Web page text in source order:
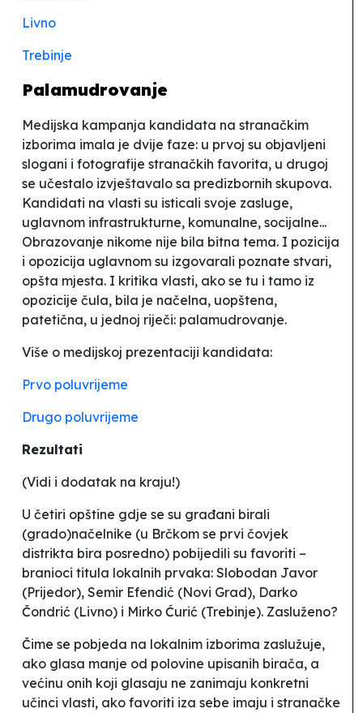
Livno
Trebinje
Palamudrovanje
Medijska kampanja kandidata na stranačkim
izborima imala je dvije faze: u prvoj su objavljeni
slogani i fotografije stranačkih favorita, u drugoj
se učestalo izvještavalo sa predizbornih skupova.
Kandidati na vlasti su isticali svoje zasluge,
uglavnom infrastrukturne, komunalne, socijalne...
Obrazovanje nikome nije bila bitna tema. I pozicija
i opozicija uglavnom su izgovarali poznate stvari,
opšta mjesta. I kritika vlasti, ako se tu i tamo iz
opozicije čula, bila je načelna, uopštena,
patetična, u jednoj riječi: palamudrovanje.
Više o medijskoj prezentaciji kandidata:
Prvo poluvrijeme
Drugo poluvrijeme
Rezultati
(Vidi i dodatak na kraju!)
U četiri opštine gdje se su građani birali
(grado)načelnike (u Brčkom se prvi čovjek
distrikta bira posredno) pobijedili su favoriti –
branioci titula lokalnih prvaka: Slobodan Javor
(Prijedor), Semir Efendić (Novi Grad), Darko
Čondrić (Livno) i Mirko Ćurić (Trebinje). Zasluženo?
Čime se pobjeda na lokalnim izborima zaslužuje,
ako glasa manje od polovine upisanih birača, a
većinu onih koji glasaju ne zanimaju konkretni
učinci vlasti, ako favoriti iza sebe imaju i stranačke